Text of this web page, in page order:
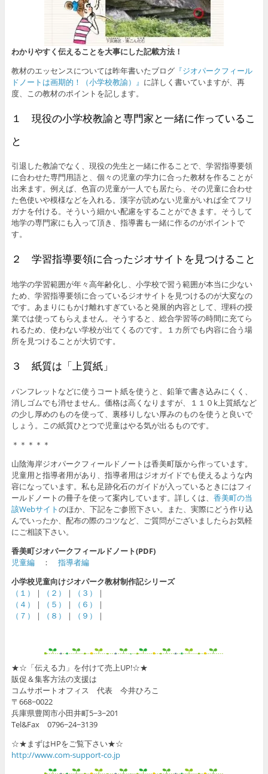
わかりやすく伝えることを大事にした記載方法！
教材のエッセンスについては昨年書いたブログ『ジオパークフィール
ドノートは画期的！（小学校教諭）』 に詳しく書いていますが、再
度、この教材のポイントを記します。
１ 現役の小学校教諭と専門家と一緒に作っているこ
と
引退した教諭でなく、現役の先生と一緒に作ることで、学習指導要領
に合わせた専門用語と、個々の児童の学力に合った教材を作ることが
出来ます。例えば、色盲の児童が一人でも居たら、その児童に合わせ
た色使いや模様などを入れる。漢字が読めない児童がいれば全てフリ
ガナを付ける。そういう細かい配慮をすることができます。そうして
地学の専門家にも入って頂き、指導書も一緒に作るのがポイントで
す。
２ 学習指導要領に合ったジオサイトを見つけること
地学の学習範囲が年々高年齢化し、小学校で習う範囲が本当に少ない
ため、学習指導要領に合っているジオサイトを見つけるのが大変なの
です。あまりにもかけ離れすぎていると発展的内容として、理科の授
業では使ってもらえません。そうすると、総合学習等の時間に充てら
れるため、使わない学校が出てくるのです。１カ所でも内容に合う場
所を見つけることが大切です。
３ 紙質は「上質紙」
パンフレットなどに使うコート紙を使うと、鉛筆で書き込みにくく、
消しゴムでも消せません。価格は高くなりますが、１１０k上質紙など
の少し厚めのものを使って、裏移りしない厚みのものを使うと良いで
しょう。この紙質ひとつで児童はやる気が出るものです。
＊＊＊＊＊
山陰海岸ジオパークフィールドノートは香美町版から作っています。
児童用と指導者用があり、指導者用はジオガイドでも使えるような内
容になっています。私も足跡化石のガイドが入っているときにはフィ
ールドノートの冊子を使って案内しています。詳しくは、 香美町の当
該Webサイトのほか、下記をご参照下さい。また、実際にどう作り込
んでいったか、配布の際のコツなど、ご質問がございましたらお気軽
にご相談下さい。
香美町ジオパークフィールドノート(PDF)
児童編： 指導者編
小学校児童向けジオパーク教材制作記シリーズ
（１）
｜ （２） ｜ （３）
｜
（４）
｜ （５） ｜ （６）
｜
（７）
｜ （８） ｜ （９） ｜
★☆「伝える力」を付けて売上UP!☆★
販促＆集客方法の支援は
コムサポートオフィス 代表 今井ひろこ
〒668−0022
兵庫県豊岡市小田井町5−3−201
Tel&Fax 0796−24−3139
☆★まずはHPをご覧下さい★☆
http://www.com-support-co.jp